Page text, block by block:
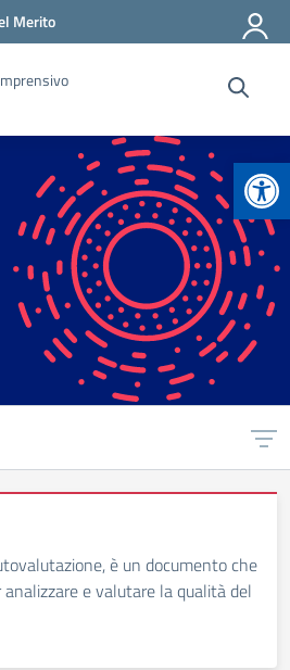
Merito
è un documento che
e valutare la qualità del